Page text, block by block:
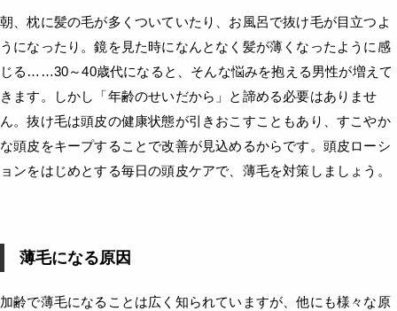
朝、枕に髪の毛が多くついていたり、お風呂で抜け毛が目立つよ
うになったり。鏡を見た時になんとなく髪が薄くなったように感
じる……30～40歳代になると、そんな悩みを抱える男性が増えて
きます。しかし「年齢のせいだから」と諦める必要はありませ
ん。抜け毛は頭皮の健康状態が引きおこすこともあり、すこやか
な頭皮をキープすることで改善が見込めるからです。頭皮ローシ
ョンをはじめとする毎日の頭皮ケアで、薄毛を対策しましょう。
薄毛になる原因
加齢で薄毛になることは広く知られていますが、他にも様々な原